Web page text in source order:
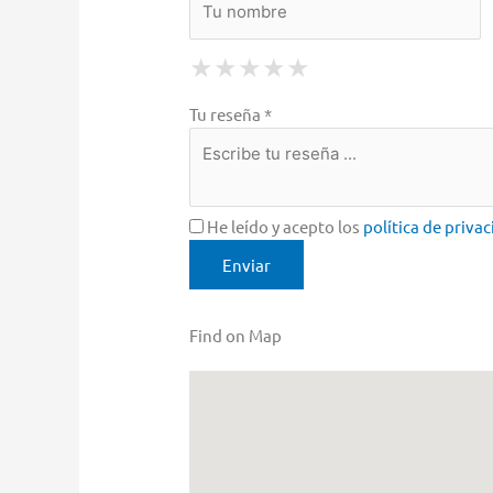
★ 1 Star
★ ★ 2 Stars
★ ★ ★ 3 Stars
★ ★ ★ ★ 4 Stars
★ ★ ★ ★ ★
Tu reseña *
He leído y acepto los política de
Find on Map